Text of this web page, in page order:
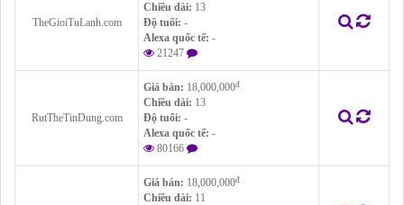
TheGioiTuLanh.com
Chiều dài: 13
Độ tuổi: -
Alexa quốc tế: -
21247
RutTheTinDung.com
Giá bán: 18,000,000đ
Chiều dài: 13
Độ tuổi: -
Alexa quốc tế: -
80166
Giá bán: 18,000,000đ
Chiều dài: 11